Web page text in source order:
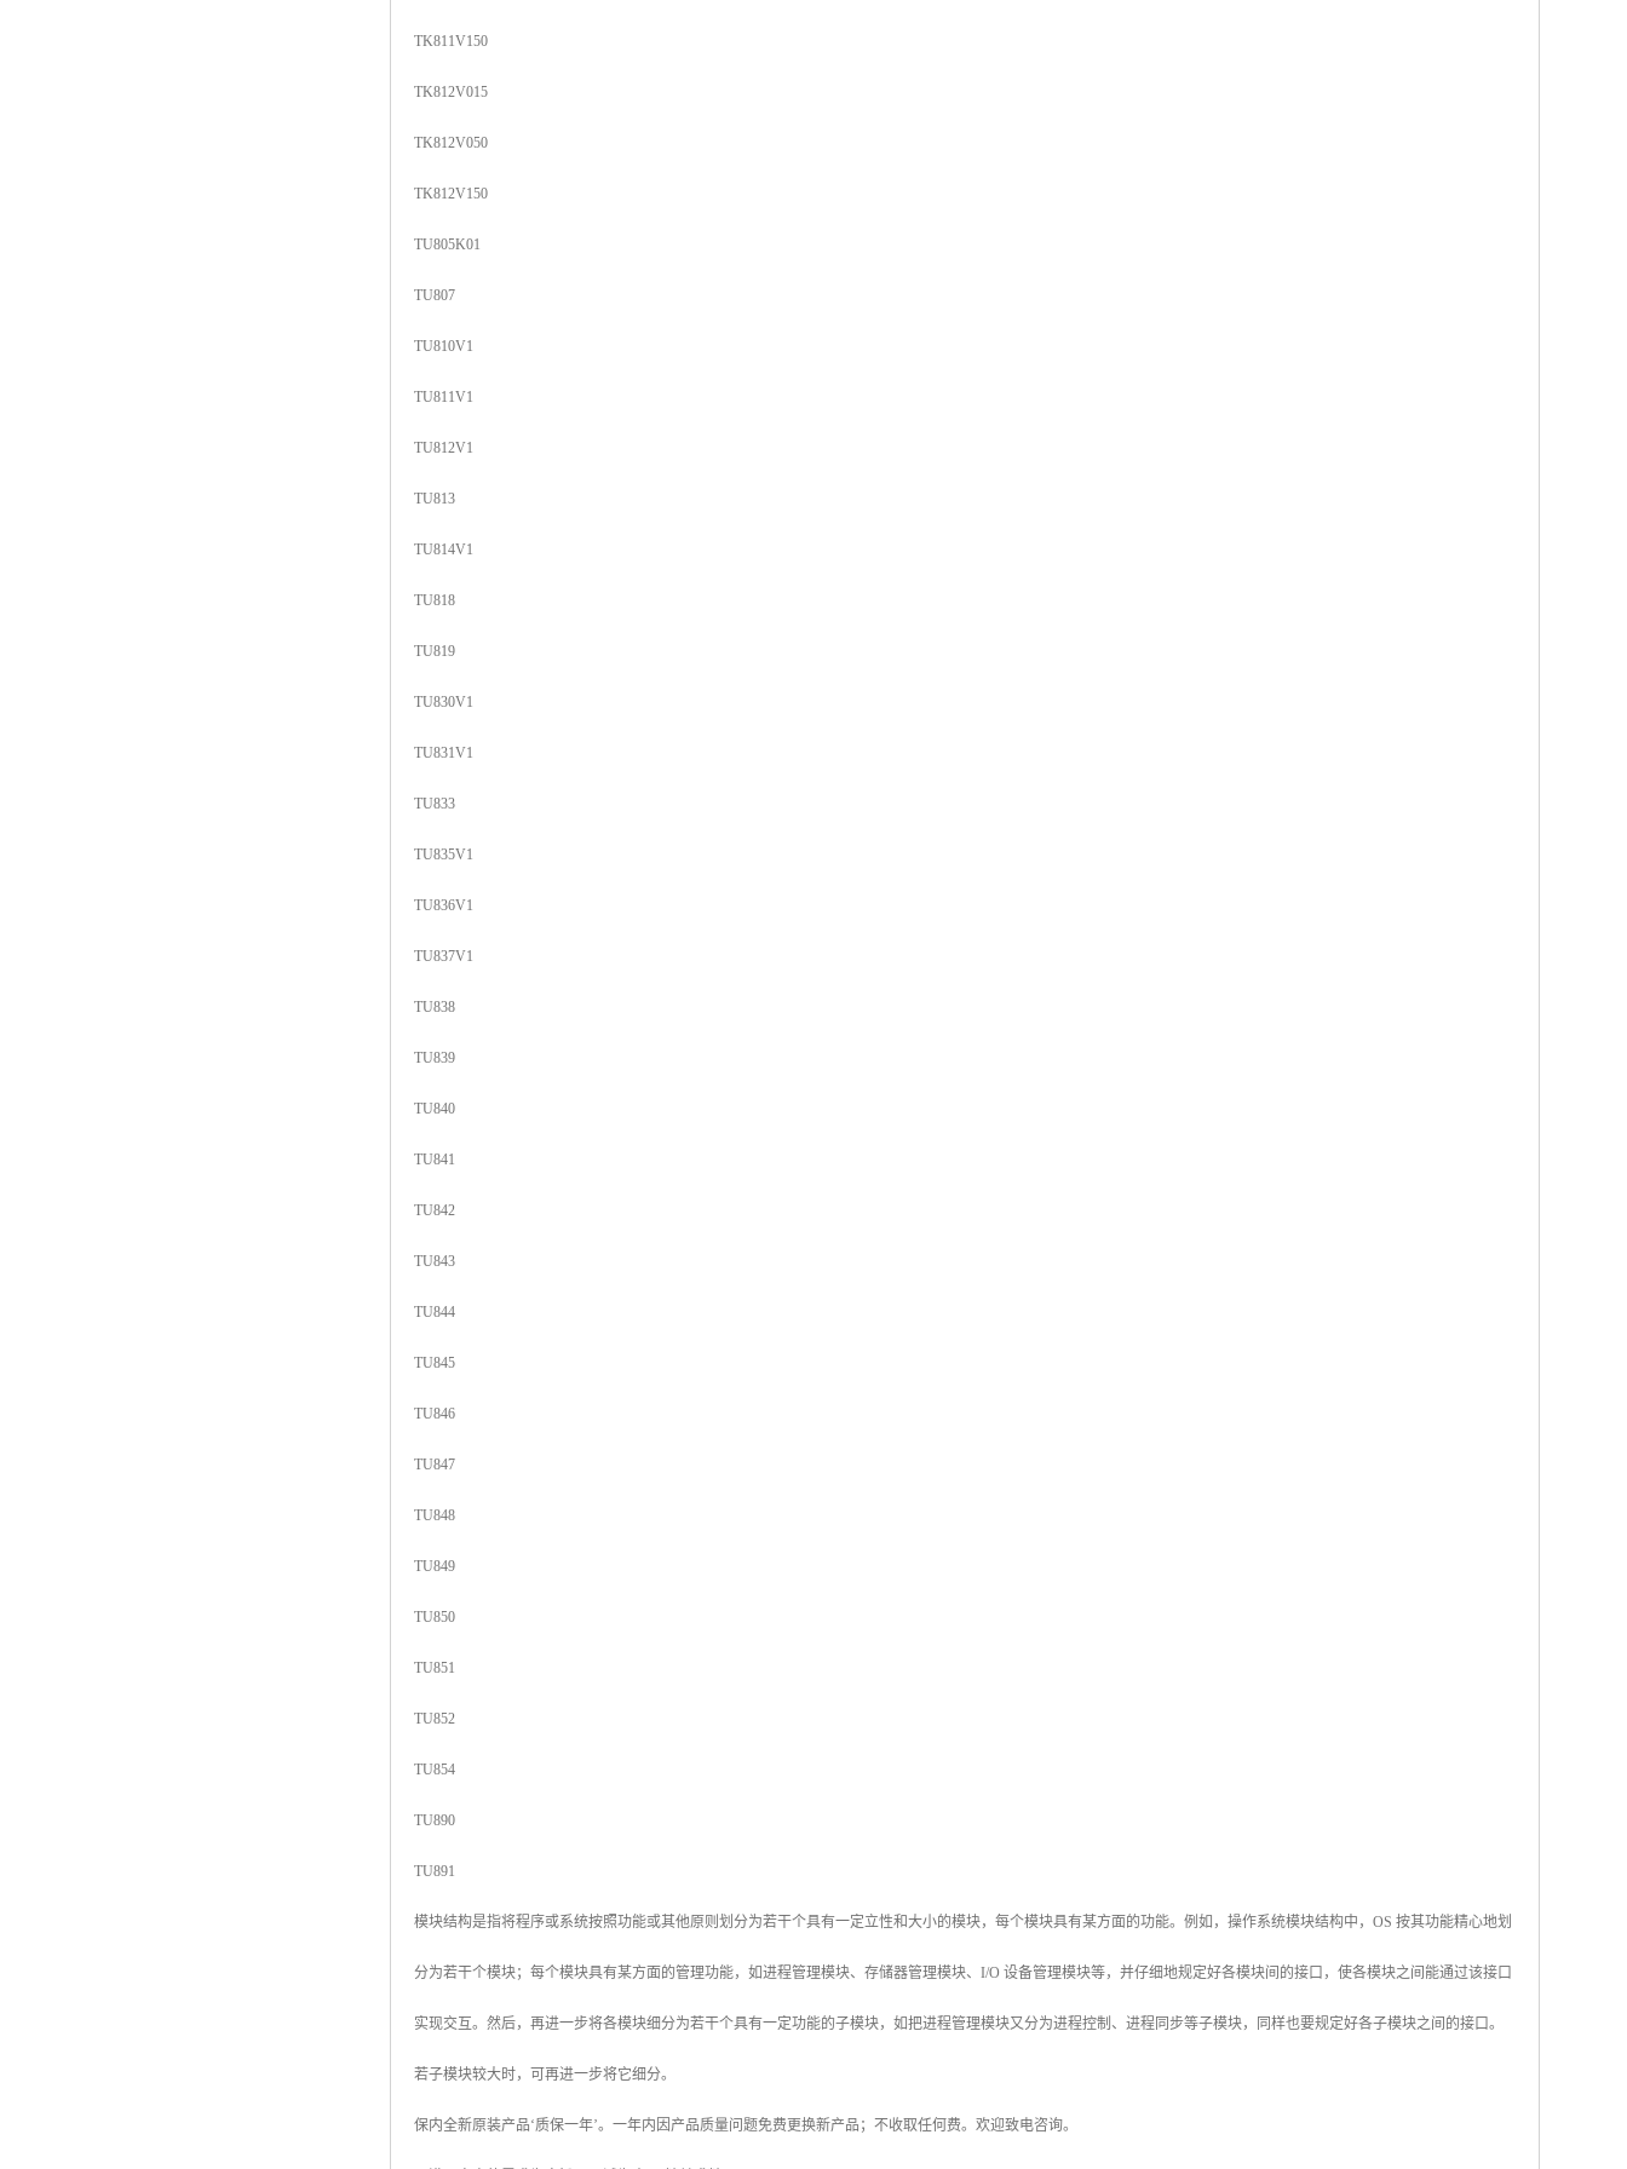
TK811V150
TK812V015
TK812V050
TK812V150
TU805K01
TU807
TU810V1
TU811V1
TU812V1
TU813
TU814V1
TU818
TU819
TU830V1
TU831V1
TU833
TU835V1
TU836V1
TU837V1
TU838
TU839
TU840
TU841
TU842
TU843
TU844
TU845
TU846
TU847
TU848
TU849
TU850
TU851
TU852
TU854
TU890
TU891
模块结构是指将程序或系统按照功能或其他原则划分为若干个具有一定立性和大小的模块，每个模块具有某方面的功能。例如，操作系统模块结构中，OS 按其功能精心地划
分为若干个模块；每个模块具有某方面的管理功能，如进程管理模块、存储器管理模块、I/O 设备管理模块等，并仔细地规定好各模块间的接口，使各模块之间能通过该接口
实现交互。然后，再进一步将各模块细分为若干个具有一定功能的子模块，如把进程管理模块又分为进程控制、进程同步等子模块，同样也要规定好各子模块之间的接口。
若子模块较大时，可再进一步将它细分。
保内全新原装产品‘质保一年’。一年内因产品质量问题免费更换新产品；不收取任何费。欢迎致电咨询。